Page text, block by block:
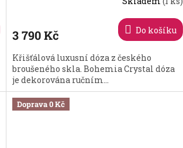
je
z
5
hvězdiček.
3 790 Kč Do košíku
Křišťálová luxusní dóza z českého
broušeného skla. Bohemia Crystal dóza
je dekorována ručním...
Doprava 0 Kč